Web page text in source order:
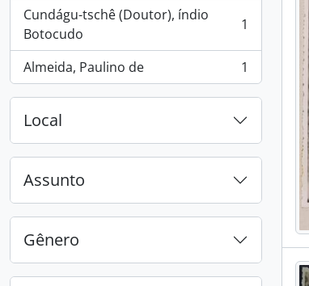
Cundágu-tschê (Doutor), índio
Botocudo
, 1 resultados 1
Almeida, Paulino de
, 1 resultados 1
Local
Assunto
Gênero